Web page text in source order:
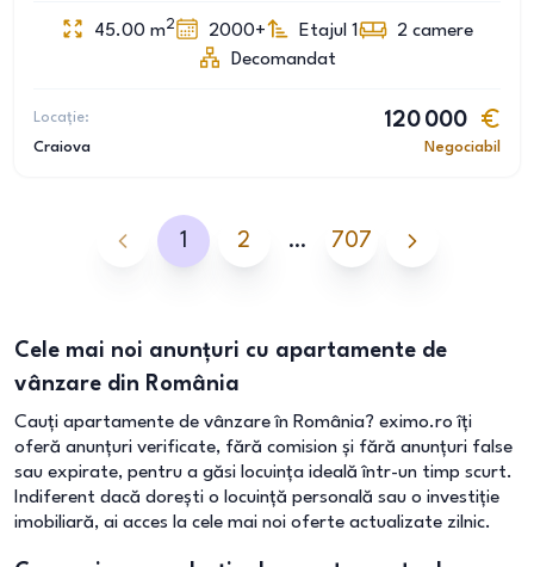
45.00 m2 2000+ Etajul 1 2 camere
Decomandat
Locație:
Craiova
120 000
Negociabil
1 2 … 707
Cele mai noi anunțuri cu apartamente de
vânzare din România
Cauți apartamente de vânzare în România? eximo.ro îți
oferă anunțuri verificate, fără comision și fără anunțuri false
sau expirate, pentru a găsi locuința ideală într-un timp scurt.
Indiferent dacă dorești o locuință personală sau o investiție
imobiliară, ai acces la cele mai noi oferte actualizate zilnic.